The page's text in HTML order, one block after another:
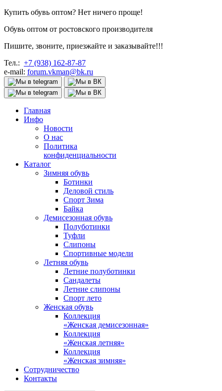
Купить обувь оптом? Нет ничего проще!
Обувь оптом от ростовского производителя
Пишите, звоните, приезжайте и заказывайте!!!
Тел.: +7 (938) 162-87-87
e-mail: forum.vkman@bk.ru
Главная
Инфо
Новости
О нас
Политика
конфиденциальности
Каталог
Зимняя обувь
Ботинки
Деловой стиль
Спорт Зима
Байка
Демисезонная обувь
Полуботинки
Туфли
Слипоны
Спортивные модели
Летняя обувь
Летние полуботинки
Сандалеты
Летние слипоны
Спорт лето
Женская обувь
Коллекция
«Женская демисезонная»
Коллекция
«Женская летняя»
Коллекция
«Женская зимняя»
Сотрудничество
Контакты